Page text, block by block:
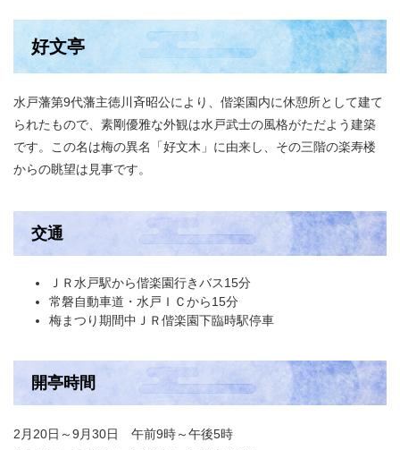
好文亭
水戸藩第9代藩主徳川斉昭公により、偕楽園内に休憩所として建て
られたもので、素剛優雅な外観は水戸武士の風格がただよう建築
です。この名は梅の異名「好文木」に由来し、その三階の楽寿楼
からの眺望は見事です。
交通
ＪＲ水戸駅から偕楽園行きバス15分
常磐自動車道・水戸ＩＣから15分
梅まつり期間中ＪＲ偕楽園下臨時駅停車
開亭時間
2月20日～9月30日 午前9時～午後5時